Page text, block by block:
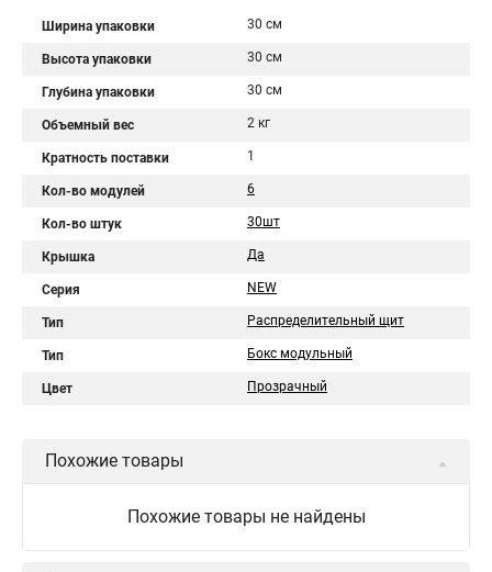
Ширина упаковки 30 см
Высота упаковки 30 см
Глубина упаковки 30 см
Объемный вес 2 кг
Кратность поставки 1
Кол-во модулей 6
Кол-во штук 30шт
Крышка Да
Серия NEW
Тип Распределительный щит
Тип Бокс модульный
Цвет Прозрачный
Похожие товары
Похожие товары не найдены